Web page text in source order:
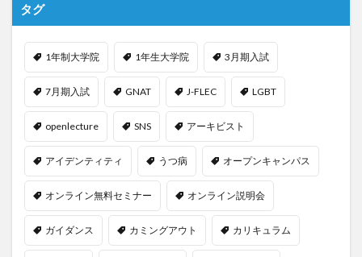
タグ
1年制大学院 1年生大学院 3月期入試
7月期入試 GNAT J-FLEC LGBT
openlecture SNS アーキビスト
アイデンティティ うつ病 オープンキャンパス
オンライン無料セミナー オンライン説明会
ガイダンス カミングアウト カリキュラム